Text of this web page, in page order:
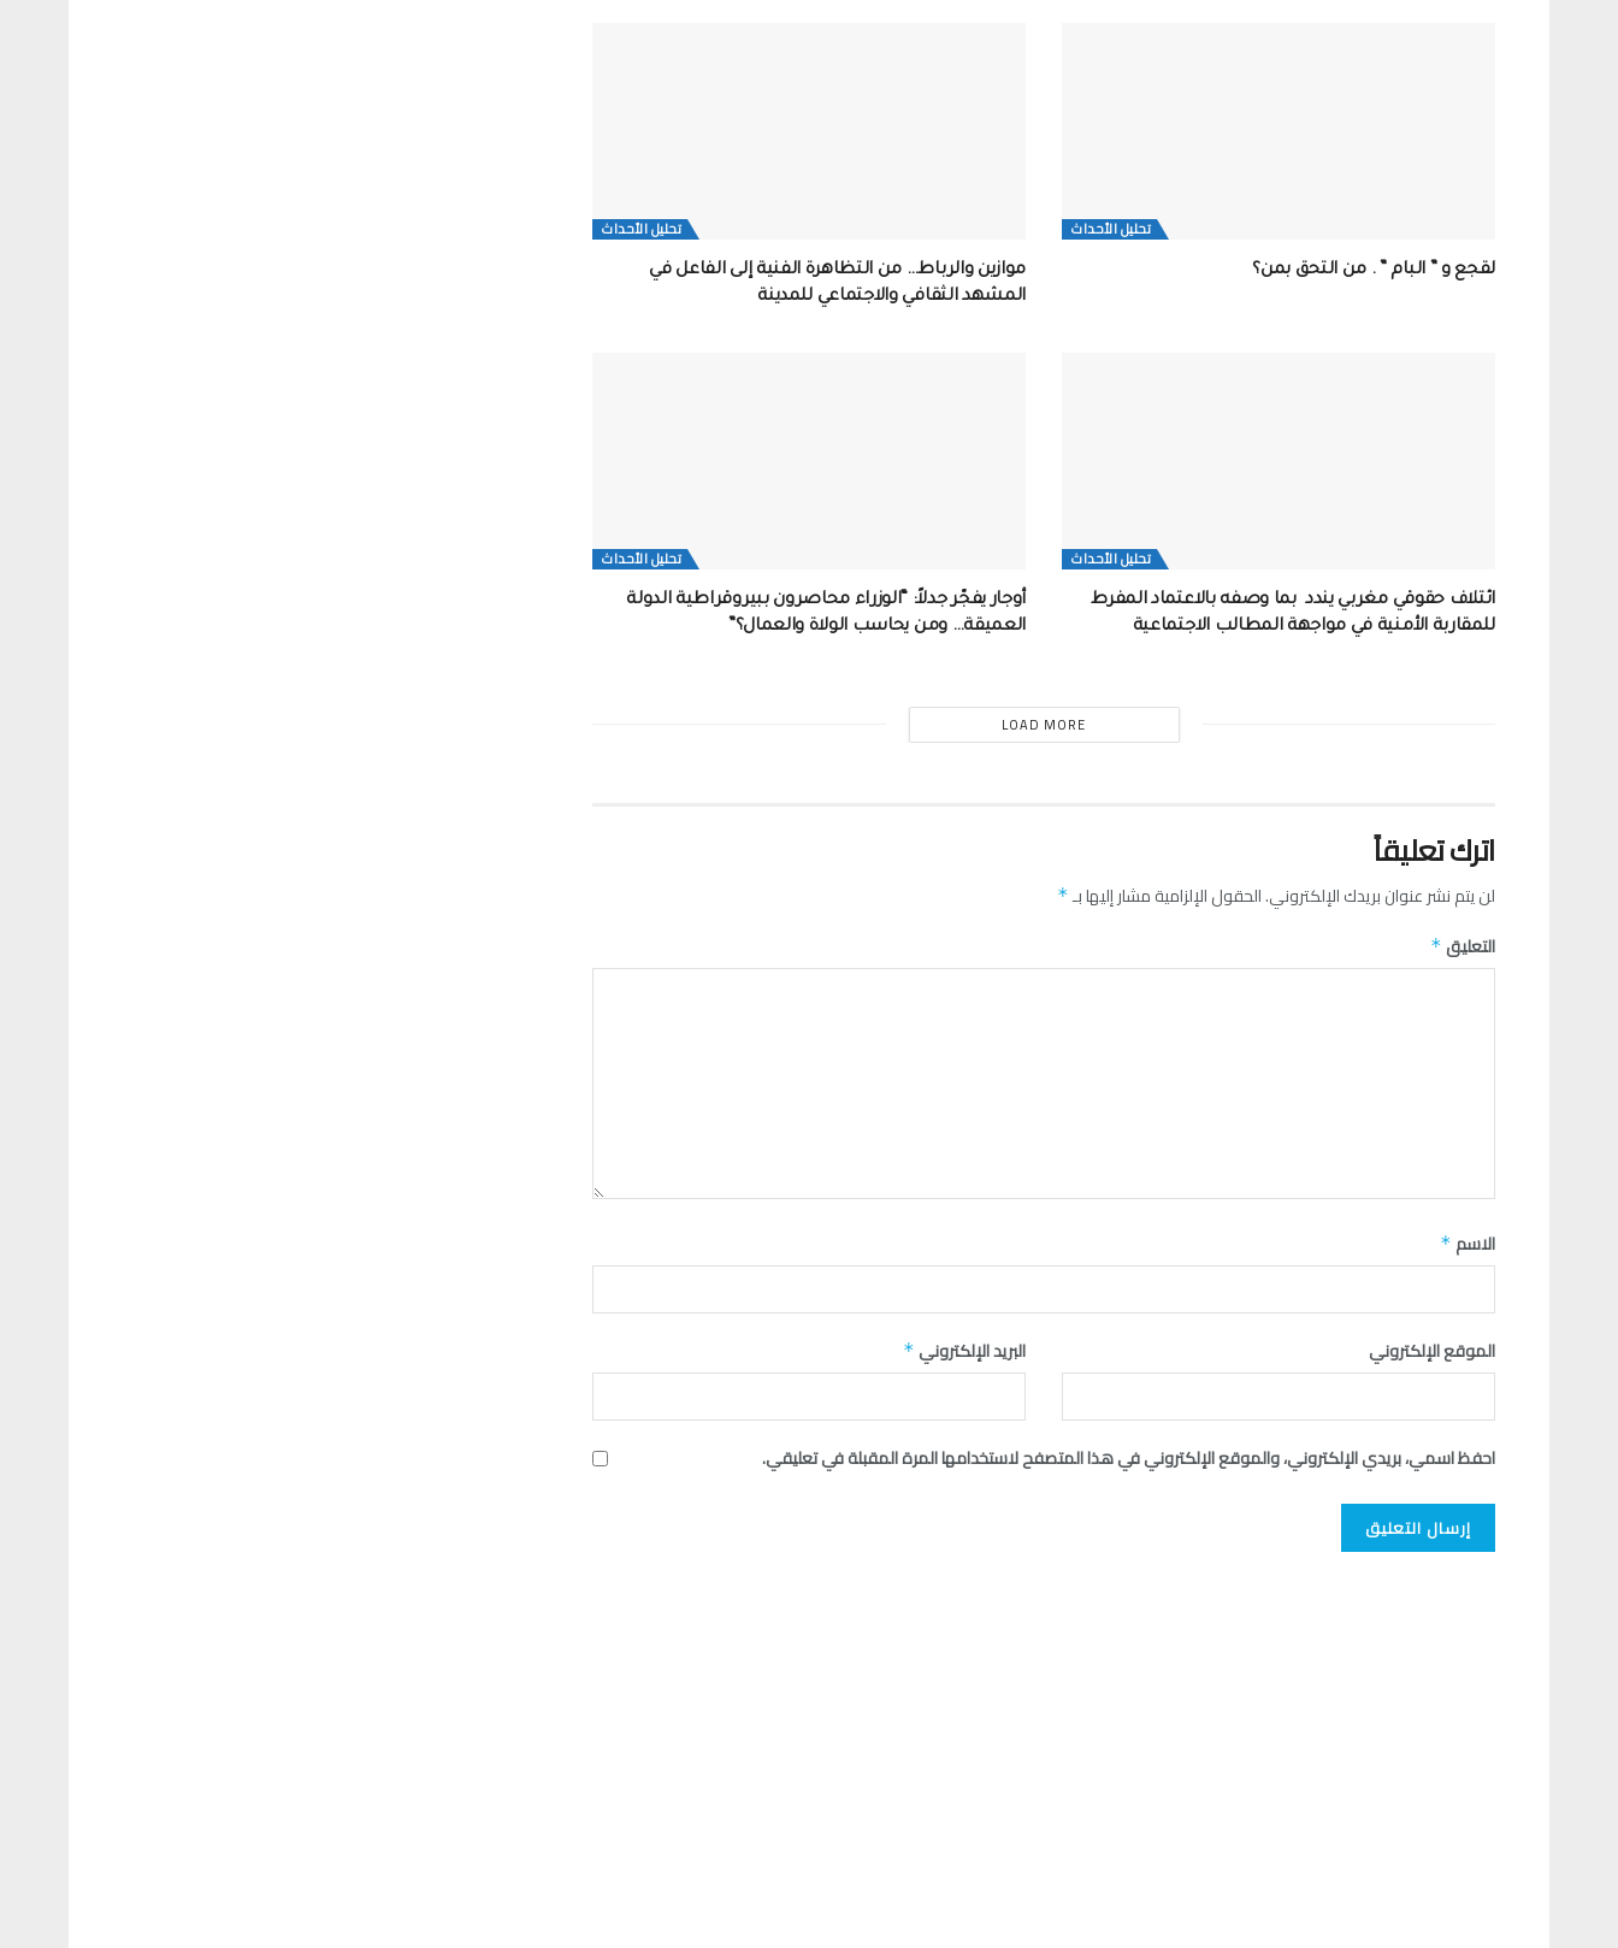
تحلیل الأحداث
لقجع و ” البام ” . من التحق بمن؟
تحلیل الأحداث
موازين والرباط… من التظاهرة الفنية إلى الفاعل في
المشهد الثقافي والاجتماعي للمدينة
تحلیل الأحداث
ائتلاف حقوقي مغربي يندد بما وصفه بالاعتماد المفرط
للمقاربة الأمنية في مواجهة المطالب الاجتماعية
تحلیل الأحداث
أوجار يفجّر جدلاً: “الوزراء محاصرون ببيروقراطية الدولة
العميقة… ومن يحاسب الولاة والعمال؟”
LOAD MORE
اترك تعليقاً
لن يتم نشر عنوان بريدك الإلكتروني.الحقول الإلزامية مشار إليها بـ*
التعليق *
الاسم *
البريد الإلكتروني * الموقع الإلكتروني
احفظ اسمي، بريدي الإلكتروني، والموقع الإلكتروني في هذا المتصفح لاستخدامها المرة المقبلة في تعليقي.